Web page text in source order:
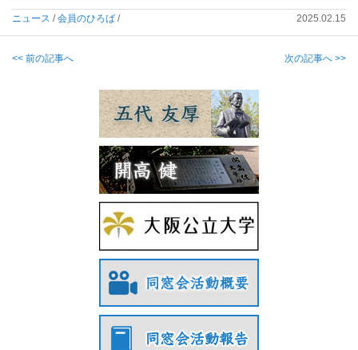
ニュース /会員のひろば / 2025.02.15
<< 前の記事へ 次の記事へ >>